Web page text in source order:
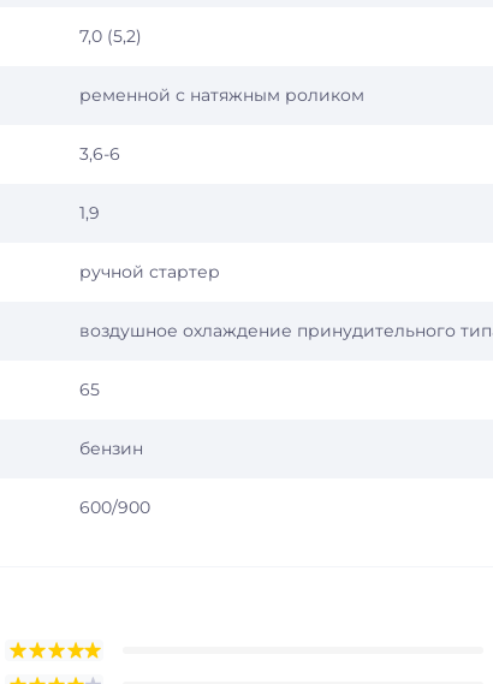
7,0 (5,2)
ременной с натяжным роликом
3,6-6
1,9
ручной стартер
воздушное охлаждение принудительного
65
бензин
600/900